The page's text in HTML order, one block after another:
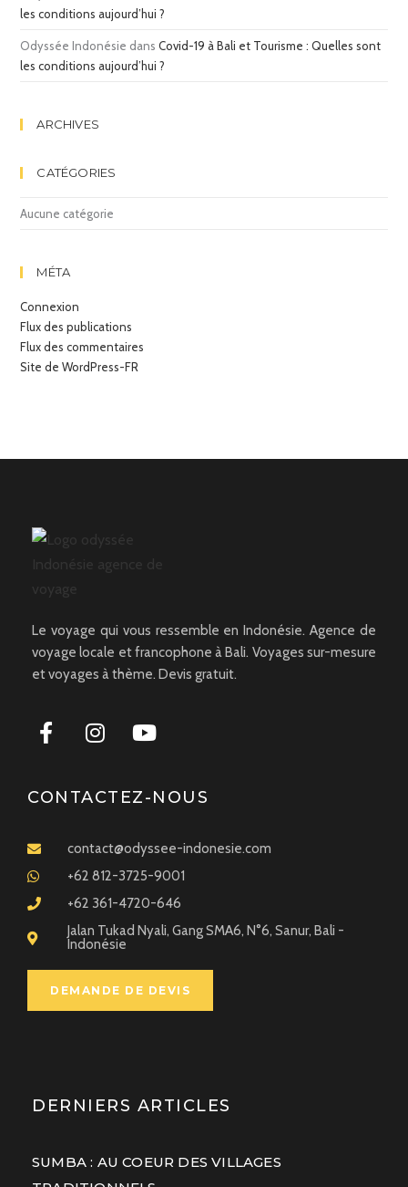
les conditions aujourd’hui ?
Odyssée Indonésie dansCovid-19 à Bali et Tourisme : Quelles sont
les conditions aujourd’hui ?
ARCHIVES
CATÉGORIES
Aucune catégorie
MÉTA
Connexion
Flux des publications
Flux des commentaires
Site de WordPress-FR
Le voyage qui vous ressemble en Indonésie. Agence de
voyage locale et francophone à Bali. Voyages sur-mesure
et voyages à thème. Devis gratuit.
DERNIERS ARTICLES
SUMBA : AU COEUR DES VILLAGES
CONTACTEZ-NOUS
contact@odyssee-indonesie.com
+62 812-3725-9001
+62 361-4720-646
Jalan Tukad Nyali, Gang SMA6, N°6, Sanur, Bali -
Indonésie
DEMANDE DE DEVIS